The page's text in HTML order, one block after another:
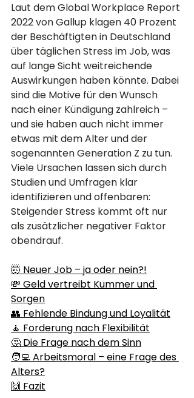
Laut dem Global Workplace Report
2022 von Gallup klagen 40 Prozent
der Beschäftigten in Deutschland
über täglichen Stress im Job, was
auf lange Sicht weitreichende
Auswirkungen haben könnte. Dabei
sind die Motive für den Wunsch
nach einer Kündigung zahlreich –
und sie haben auch nicht immer
etwas mit dem Alter und der
sogenannten Generation Z zu tun.
Viele Ursachen lassen sich durch
Studien und Umfragen klar
identifizieren und offenbaren:
Steigender Stress kommt oft nur
als zusätzlicher negativer Faktor
obendrauf.
🤯 Neuer Job – ja oder nein?!
💸 Geld vertreibt Kummer und
Sorgen
👥 Fehlende Bindung und Loyalität
🧘 Forderung nach Flexibilität
🤔 Die Frage nach dem Sinn
🧑‍💻 Arbeitsmoral – eine Frage des
Alters?
🙌 Fazit